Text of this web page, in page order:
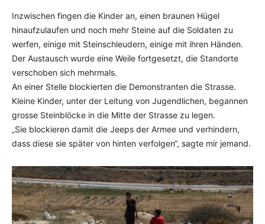
Inzwischen fingen die Kinder an, einen braunen Hügel
hinaufzulaufen und noch mehr Steine auf die Soldaten zu
werfen, einige mit Steinschleudern, einige mit ihren Händen.
Der Austausch wurde eine Weile fortgesetzt, die Standorte
verschoben sich mehrmals.
An einer Stelle blockierten die Demonstranten die Strasse.
Kleine Kinder, unter der Leitung von Jugendlichen, begannen
grosse Steinblöcke in die Mitte der Strasse zu legen.
„Sie blockieren damit die Jeeps der Armee und verhindern,
dass diese sie später von hinten verfolgen“, sagte mir jemand.